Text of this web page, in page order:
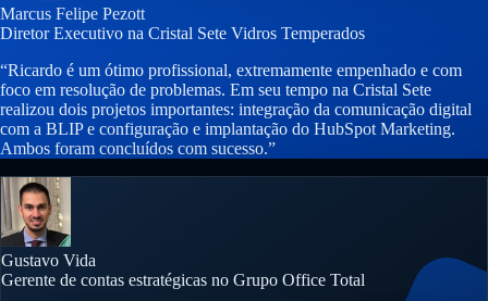
Marcus Felipe Pezott
Diretor Executivo na Cristal Sete Vidros Temperados
“Ricardo é um ótimo profissional, extremamente empenhado e com
foco em resolução de problemas. Em seu tempo na Cristal Sete
realizou dois projetos importantes: integração da comunicação digital
com a BLIP e configuração e implantação do HubSpot Marketing.
Ambos foram concluídos com sucesso.”
Gustavo Vida
Gerente de contas estratégicas no Grupo Office Total